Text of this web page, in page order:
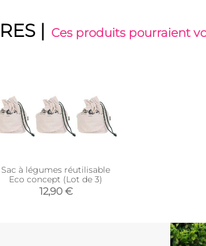
| Ces produits pourraient
Sac à légumes réutilisable
Eco concept (Lot de 3)
12,90 €